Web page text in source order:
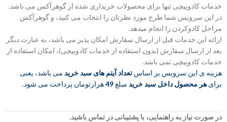
خدمات کادوپیچی تنها برای محصولات خریداری شده از گوهرآکس می باشد.
در این سرویس شما طرح مورد نظرتان را انتخاب می کنید، و گوهرآکس
مراحل کادوکردن را انجام میدهد.
ارائه این خدمات قبل از ارسال سفارش امکان پذیر می باشد، به عبارت دیگر
بعد از ارسال سفارش (بدون استفاده از خدمات کادوپیچی)، امکان استفاده از
خدمات کادوپیچی نمی باشد.
هزینه ی این سرویس بر اساس تعداد آیتم های سبد خرید می باشد، یعنی
برای هر محصول داخل سبد خرید مبلغ 49هزارتومان پرداخت می شود.
در صورت نیاز به راهنمایی، با پشتیبانی در تماس باشید.